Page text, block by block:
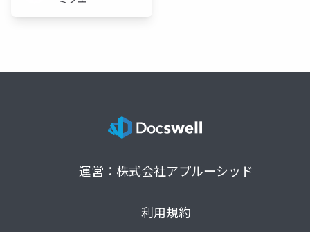
運営：株式会社アプルーシッド
利用規約